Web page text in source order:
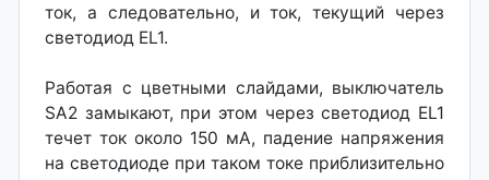
ток, а следовательно, и ток, текущий через
светодиод EL1.
Работая с цветными слайдами, выключатель
SA2 замыкают, при этом через светодиод EL1
течет ток около 150 мА, падение напряжения
на светодиоде при таком токе приблизительно